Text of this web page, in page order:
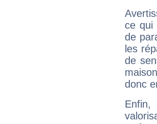
ce qui
de
les
de
donc
Enfin,